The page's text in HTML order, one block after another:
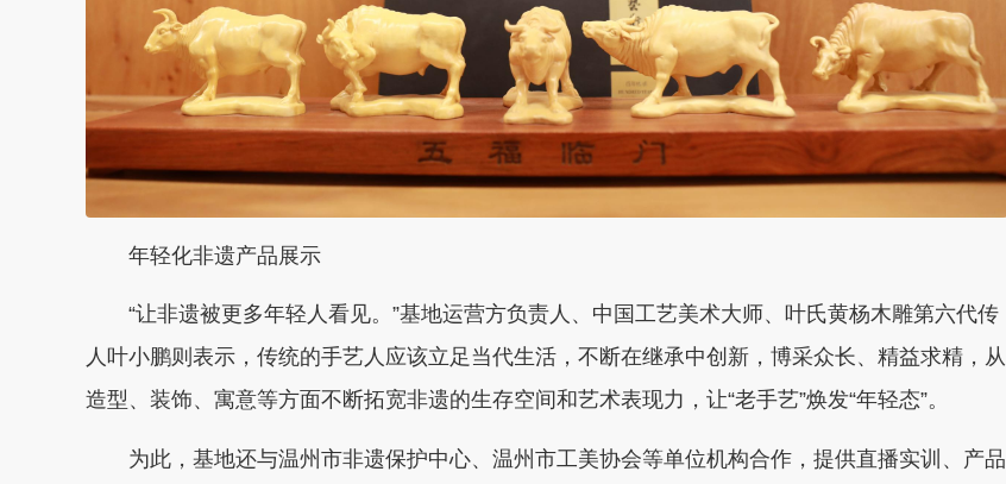
年轻化非遗产品展示
“让非遗被更多年轻人看见。”基地运营方负责人、中国工艺美术大师、叶氏黄杨木雕第六代传
人叶小鹏则表示，传统的手艺人应该立足当代生活，不断在继承中创新，博采众长、精益求精，从
造型、装饰、寓意等方面不断拓宽非遗的生存空间和艺术表现力，让“老手艺”焕发“年轻态”。
为此，基地还与温州市非遗保护中心、温州市工美协会等单位机构合作，提供直播实训、产品